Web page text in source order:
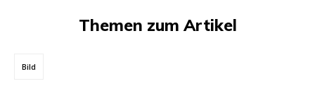
Themen zum Artikel
Bild